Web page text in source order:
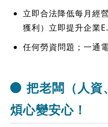
立即合法降低每月經
獲利）立即提升企業
任何勞資問題；一通
把老闆（人
煩心變安心！